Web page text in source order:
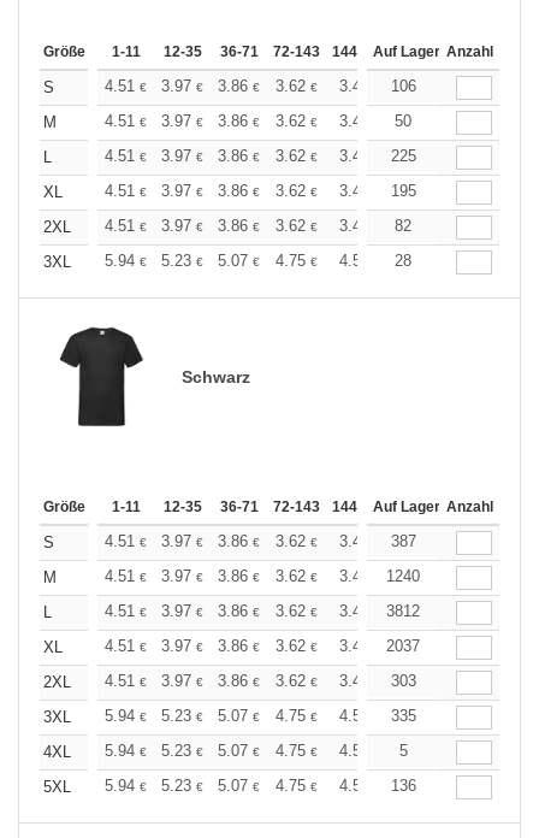
Größe 1-11 12-35 36-71 72-143 144-287 288 + Mehr
Auf Lager Anzahl
S 4.51 € 3.97 € 3.86 € 3.62 € 3.44 3.37
106
M
4.51 € 3.97 € 3.86 € 3.62 € 3.44 3.37
50
L
4.51 € 3.97 € 3.86 € 3.62 € 3.44 3.37
225
XL
4.51 € 3.97 € 3.86 € 3.62 € 3.44 3.37
195
2XL
4.51 € 3.97 € 3.86 € 3.62 € 3.44 3.37
82
3XL
5.94 € 5.23 € 5.07 € 4.75 € 4.51 4.43
28
Schwarz
Größe 1-11 12-35 36-71 72-143 144-287 288 + Mehr
Auf Lager Anzahl
S 4.51 € 3.97 € 3.86 € 3.62 € 3.44 3.37
387
M
4.51 € 3.97 € 3.86 € 3.62 € 3.44 3.37
1240
L
4.51 € 3.97 € 3.86 € 3.62 € 3.44 3.37
3812
XL
4.51 € 3.97 € 3.86 € 3.62 € 3.44 3.37
2037
2XL
4.51 € 3.97 € 3.86 € 3.62 € 3.44 3.37
303
3XL
5.94 € 5.23 € 5.07 € 4.75 € 4.51 4.43
335
4XL
5.94 € 5.23 € 5.07 € 4.75 € 4.51 4.43
5
5XL
5.94 € 5.23 € 5.07 € 4.75 € 4.51 4.43
136